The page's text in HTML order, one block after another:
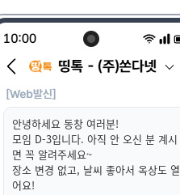
안녕하세요 동창 여러분!
모임 D-3입니다. 아직 안 오신 분 계시
면 꼭 알려주세요~
장소 변경 없고, 날씨 좋아서 옥상도 열
어요!